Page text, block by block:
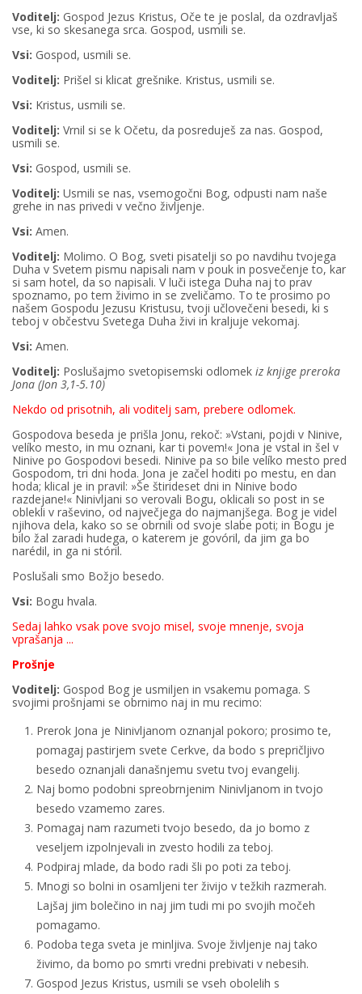
Voditelj: Gospod Jezus Kristus, Oče te je poslal, da ozdravljaš
vse, ki so skesanega srca. Gospod, usmili se.
Vsi: Gospod, usmili se.
Voditelj: Prišel si klicat grešnike. Kristus, usmili se.
Vsi: Kristus, usmili se.
Voditelj: Vrnil si se k Očetu, da posreduješ za nas. Gospod,
usmili se.
Vsi: Gospod, usmili se.
Voditelj: Usmili se nas, vsemogočni Bog, odpusti nam naše
grehe in nas privedi v večno življenje.
Vsi: Amen.
Voditelj: Molimo. O Bog, sveti pisatelji so po navdihu tvojega
Duha v Svetem pismu napisali nam v pouk in posvečenje to, kar
si sam hotel, da so napisali. V luči istega Duha naj to prav
spoznamo, po tem živimo in se zveličamo. To te prosimo po
našem Gospodu Jezusu Kristusu, tvoji učlovečeni besedi, ki s
teboj v občestvu Svetega Duha živi in kraljuje vekomaj.
Vsi: Amen.
Voditelj: Poslušajmo svetopisemski odlomek iz knjige preroka
Jona (Jon 3,1-5.10)
Nekdo od prisotnih, ali voditelj sam, prebere odlomek.
Gospodova beseda je prišla Jonu, rekoč: »Vstani, pojdi v Ninive,
velíko mesto, in mu oznani, kar ti povem!« Jona je vstal in šel v
Ninive po Gospodovi besedi. Ninive pa so bile velíko mesto pred
Gospodom, tri dni hoda. Jona je začel hoditi po mestu, en dan
hoda; klical je in pravil: »Še štirideset dni in Ninive bodo
razdejane!« Ninivljani so verovali Bogu, oklicali so post in se
oblekli v raševino, od največjega do najmanjšega. Bog je videl
njihova dela, kako so se obrnili od svoje slabe poti; in Bogu je
bilo žal zaradi hudega, o katerem je govóril, da jim ga bo
narédil, in ga ni stóril.
Poslušali smo Božjo besedo.
Vsi: Bogu hvala.
Sedaj lahko vsak pove svojo misel, svoje mnenje, svoja
vprašanja ...
Prošnje
Voditelj: Gospod Bog je usmiljen in vsakemu pomaga. S
svojimi prošnjami se obrnimo naj in mu recimo:
Prerok Jona je Ninivljanom oznanjal pokoro; prosimo te,
pomagaj pastirjem svete Cerkve, da bodo s prepričljivo
besedo oznanjali današnjemu svetu tvoj evangelij.
Naj bomo podobni spreobrnjenim Ninivljanom in tvojo
besedo vzamemo zares.
Pomagaj nam razumeti tvojo besedo, da jo bomo z
veseljem izpolnjevali in zvesto hodili za teboj.
Podpiraj mlade, da bodo radi šli po poti za teboj.
Mnogi so bolni in osamljeni ter živijo v težkih razmerah.
Lajšaj jim bolečino in naj jim tudi mi po svojih močeh
pomagamo.
Podoba tega sveta je minljiva. Svoje življenje naj tako
živimo, da bomo po smrti vredni prebivati v nebesih.
Gospod Jezus Kristus, usmili se vseh obolelih s